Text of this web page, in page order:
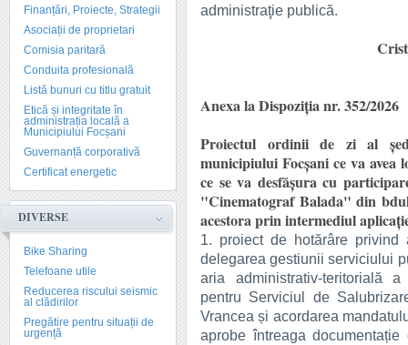
Finanțări, Proiecte, Strategii
Asociații de proprietari
Comisia paritară
Conduita profesională
Listă bunuri cu titlu gratuit
Etică și integritate în
administrația locală a
Municipiului Focșani
Guvernanță corporativă
Certificat energetic
DIVERSE
Bike Sharing
Telefoane utile
Reducerea riscului seismic
al clădirilor
Pregătire pentru situații de
urgență
administraţie publică.
Anexa la Dispoziția nr. 352/2026
Proiectul ordinii de zi al
municipiului Focșani ce va avea
ce se va desfășura cu
"Cinematograf Balada" din
acestora prin intermediul
1. proiect de hotărâre privind
delegarea gestiunii serviciului
aria administrativ-teritorială
pentru Serviciul de
Vrancea și acordarea
aprobe întreaga